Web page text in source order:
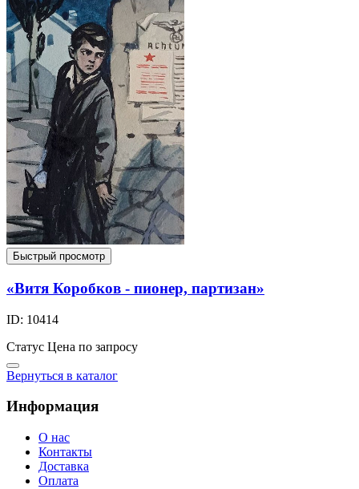
Быстрый просмотр
«Витя Коробков - пионер, партизан»
ID: 10414
Статус Цена по запросу
Вернуться в каталог
Информация
О нас
Контакты
Доставка
Оплата